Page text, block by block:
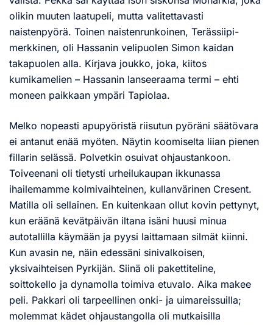
olikin muuten laatupeli, mutta valitettavasti
naistenpyörä. Toinen naistenrunkoinen, Terässiipi-
merkkinen, oli Hassanin velipuolen Simon kaidan
takapuolen alla. Kirjava joukko, joka, kiitos
kumikamelien – Hassanin lanseeraama termi – ehti
moneen paikkaan ympäri Tapiolaa.
Melko nopeasti apupyöristä riisutun pyöräni säätövara
ei antanut enää myöten. Näytin koomiselta liian pienen
fillarin selässä. Polvetkin osuivat ohjaustankoon.
Toiveenani oli tietysti urheilukaupan ikkunassa
ihailemamme kolmivaihteinen, kullanvärinen Cresent.
Matilla oli sellainen. En kuitenkaan ollut kovin pettynyt,
kun eräänä kevätpäivän iltana isäni huusi minua
autotallilla käymään ja pyysi laittamaan silmät kiinni.
Kun avasin ne, näin edessäni sinivalkoisen,
yksivaihteisen Pyrkijän. Siinä oli pakettiteline,
soittokello ja dynamolla toimiva etuvalo. Aika makee
peli. Pakkari oli tarpeellinen onki- ja uimareissuilla;
molemmat kädet ohjaustangolla oli mutkaisilla